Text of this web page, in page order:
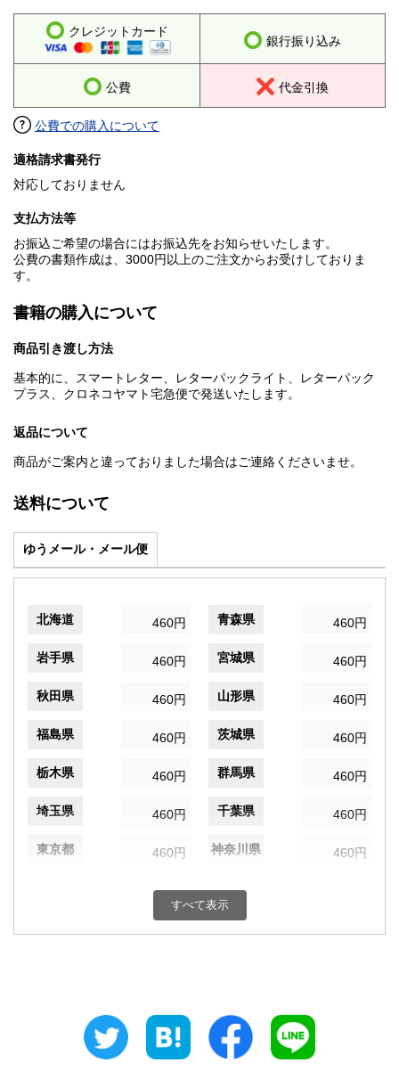
クレジットカード
銀行振り込み
公費 代金引換
公費での購入について
適格請求書発行
対応しておりません
支払方法等
お振込ご希望の場合にはお振込先をお知らせいたします。
公費の書類作成は、3000円以上のご注文からお受けしておりま
す。
書籍の購入について
商品引き渡し方法
基本的に、スマートレター、レターパックライト、レターパック
プラス、クロネコヤマト宅急便で発送いたします。
返品について
商品がご案内と違っておりました場合はご連絡くださいませ。
送料について
ゆうメール・メール便
北海道 460円 青森県 460円
岩手県 460円 宮城県 460円
秋田県 460円 山形県 460円
福島県 460円 茨城県 460円
栃木県 460円 群馬県 460円
埼玉県 460円 千葉県 460円
東京都 460円 神奈川県 460円
460円 富山県
460円 三重県
すべて表示